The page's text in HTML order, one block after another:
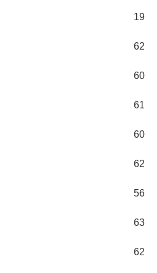
19
62
60
61
60
62
56
63
62